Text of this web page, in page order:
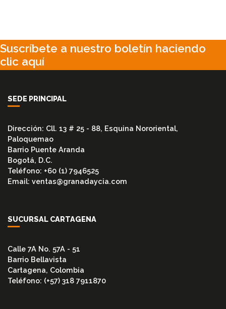
Suscríbete a nuestro boletín haciendo
clic aquí
SEDE PRINCIPAL
Dirección: Cll. 13 # 25 - 88, Esquina Nororiental,
Paloquemao
Barrio Puente Aranda
Bogotá, D.C.
Teléfono: +60 (1) 7946525
Email: ventas@granadaycia.com
SUCURSAL CARTAGENA
Calle 7A No. 57A - 51
Barrio Bellavista
Cartagena, Colombia
Teléfono: (+57) 318 7911870